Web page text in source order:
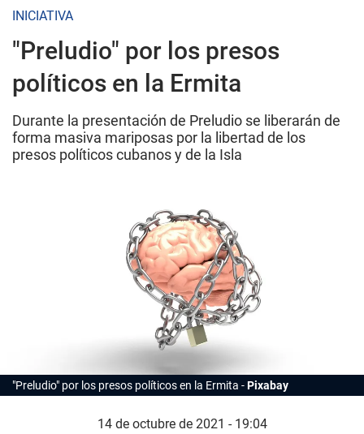
INICIATIVA
"Preludio" por los presos
políticos en la Ermita
Durante la presentación de Preludio se liberarán de
forma masiva mariposas por la libertad de los
presos políticos cubanos y de la Isla
"Preludio" por los presos políticos en la Ermita Pixabay
14 de octubre de 2021 - 19:04